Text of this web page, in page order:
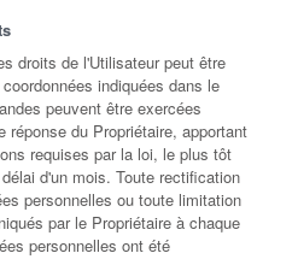
droits de l'Utilisateur peut être
indiquées dans le
peuvent être exercées
réponse du Propriétaire, apportant
requises par la loi, le plus tôt
d'un mois. Toute rectification
personnelles ou toute limitation
par le Propriétaire à chaque
personnelles ont été